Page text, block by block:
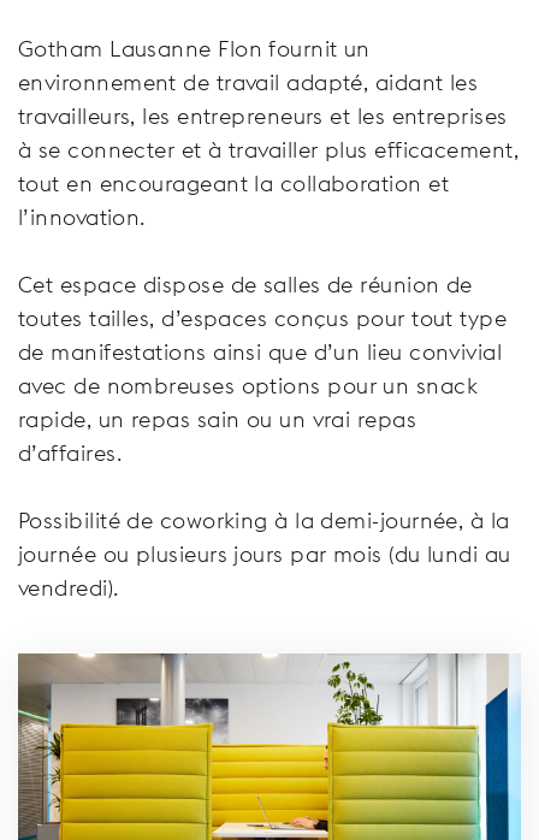
Gotham Lausanne Flon fournit un
environnement de travail adapté, aidant les
travailleurs, les entrepreneurs et les entreprises
à se connecter et à travailler plus efficacement,
tout en encourageant la collaboration et
l’innovation.
Cet espace dispose de salles de réunion de
toutes tailles, d’espaces conçus pour tout type
de manifestations ainsi que d’un lieu convivial
avec de nombreuses options pour un snack
rapide, un repas sain ou un vrai repas
d’affaires.
Possibilité de coworking à la demi-journée, à la
journée ou plusieurs jours par mois (du lundi au
vendredi).